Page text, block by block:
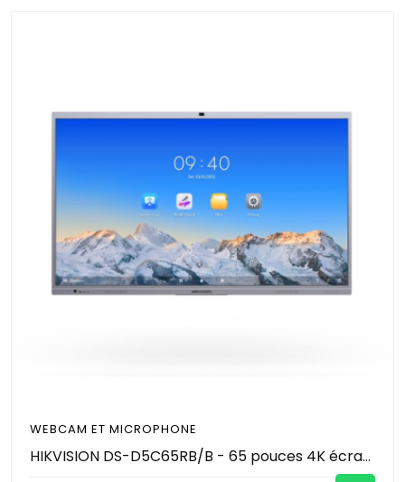
WEBCAM ET MICROPHONE
HIKVISION DS-D5C65RB/B - 65 pouces 4K écran tactile intéractif de conference avec microphone et caméra 8MP (4K) intégré